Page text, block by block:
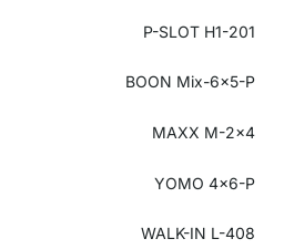
P-SLOT H1-201
BOON Mix-6x5-P
MAXX M-2x4
YOMO 4x6-P
WALK-IN L-408